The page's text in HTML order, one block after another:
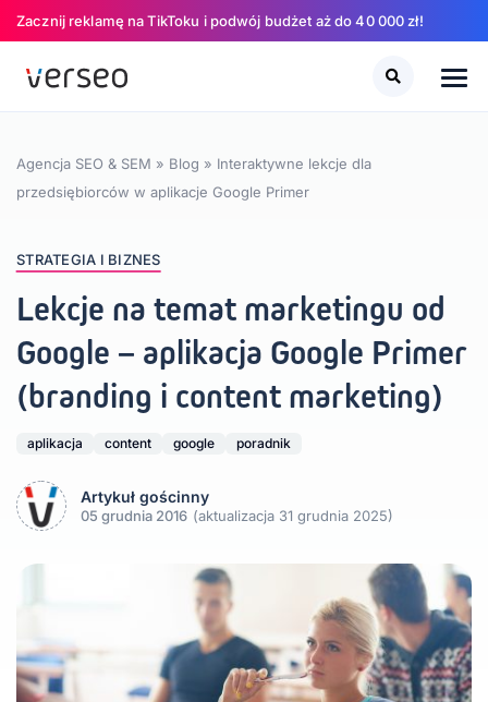
Zacznij reklamę na TikToku i podwój budżet aż do 40 000 zł!
Agencja SEO & SEM » Blog » Interaktywne lekcje dla
przedsiębiorców w aplikacje Google Primer
Szukaj Szukaj
STRATEGIA I BIZNES
Lekcje na temat marketingu od
Google – aplikacja Google Primer
(branding i content marketing)
aplikacja content google poradnik
Artykuł gościnny
05 grudnia 2016 (aktualizacja 31 grudnia 2025)